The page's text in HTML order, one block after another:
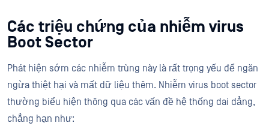
Các triệu chứng của nhiễm virus
Boot Sector
Phát hiện sớm các nhiễm trùng này là rất trọng yếu để ngăn
ngừa thiệt hại và mất dữ liệu thêm. Nhiễm virus boot sector
thường biểu hiện thông qua các vấn đề hệ thống dai dẳng,
chẳng hạn như: